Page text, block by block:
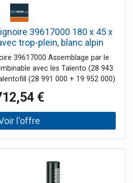
39617000 180 x 45 x
trop-plein, blanc alpin
39617000 Assemblage par le
avec les Talento (28 943
(28 991 000 + 19 952 000)
(17156511) peut être combiné
Schedel (SW80026) avec
drones insonorisants
€